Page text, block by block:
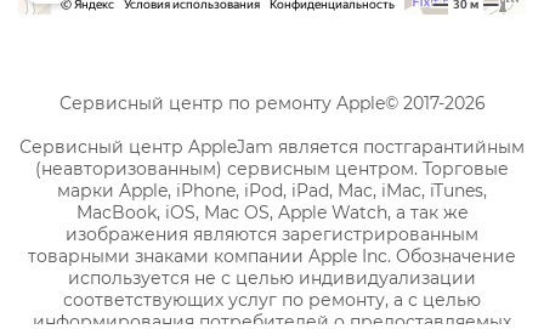
Сервисный центр по ремонту Apple© 2017-2026
Сервисный центр AppleJam является постгарантийным
(неавторизованным) сервисным центром. Торговые
марки Apple, iPhone, iPod, iPad, Mac, iMac, iTunes,
MacBook, iOS, Mac OS, Apple Watch, а так же
изображения являются зарегистрированным
товарными знаками компании Apple Inc. Обозначение
используется не с целью индивидуализации
соответствующих услуг по ремонту, а с целью
информирования потребителей о предоставляемых